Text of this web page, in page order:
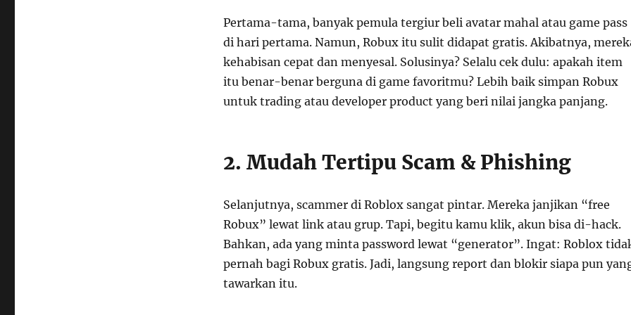
Pertama-tama, banyak pemula tergiur beli avatar mahal atau game pass
di hari pertama. Namun, Robux itu sulit didapat gratis. Akibatnya,
kehabisan cepat dan menyesal. Solusinya? Selalu cek dulu: apakah item
itu benar-benar berguna di game favoritmu? Lebih baik simpan Robux
untuk trading atau developer product yang beri nilai jangka panjang.
2. Mudah Tertipu Scam & Phishing
Selanjutnya, scammer di Roblox sangat pintar. Mereka janjikan “free
Robux” lewat link atau grup. Tapi, begitu kamu klik, akun bisa di-hack.
Bahkan, ada yang minta password lewat “generator”. Ingat: Roblox
pernah bagi Robux gratis. Jadi, langsung report dan blokir siapa pun
tawarkan itu.